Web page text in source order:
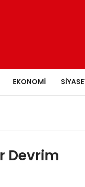
EKONOMI
Devrim